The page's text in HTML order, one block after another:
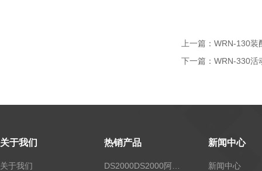
上一篇： WRN-130装
下一篇： WRN-330活
关于我们
关于我们
热销产品 新闻中心
新闻中心